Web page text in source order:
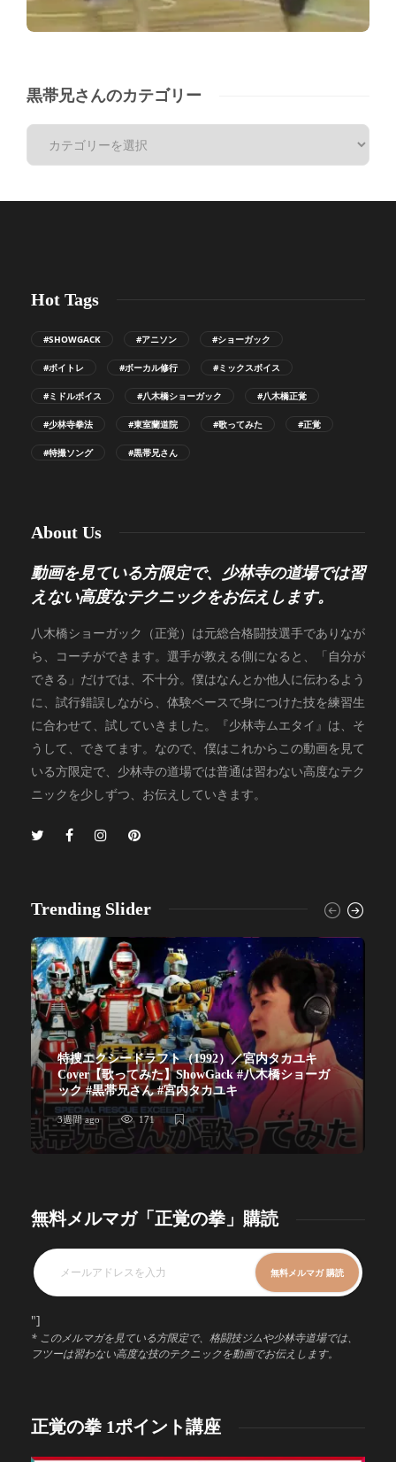
黒帯兄さんのカテゴリー
Hot Tags
#SHOWGACK #アニソン #ショーガック
#ボイトレ #ボーカル修行 #ミックスボイス
#ミドルボイス #八木橋ショーガック #八木橋正覚
#少林寺拳法 #東室蘭道院 #歌ってみた #正覚
#特撮ソング #黒帯兄さん
About Us
動画を見ている方限定で、少林寺の道場では習
えない高度なテクニックをお伝えします。
八木橋ショーガック（正覚）は元総合格闘技選手でありなが
ら、コーチができます。選手が教える側になると、「自分が
できる」だけでは、不十分。僕はなんとか他人に伝わるよう
に、試行錯誤しながら、体験ベースで身につけた技を練習生
に合わせて、試していきました。『少林寺ムエタイ』は、そ
うして、できてます。なので、僕はこれからこの動画を見て
いる方限定で、少林寺の道場では普通は習わない高度なテク
ニックを少しずつ、お伝えしていきます。
Trending Slider
特捜エクシードラフト（1992）／宮内タカユキ
Cover【歌ってみた】ShowGack #八木橋ショーガ
ック #黒帯兄さん #宮内タカユキ
3週間 ago 171
無料メルマガ「正覚の拳」購読
"]
* このメルマガを見ている方限定で、格闘技ジムや少林寺道場では、
フツーは習わない高度な技のテクニックを動画でお伝えします。
正覚の拳 1ポイント講座